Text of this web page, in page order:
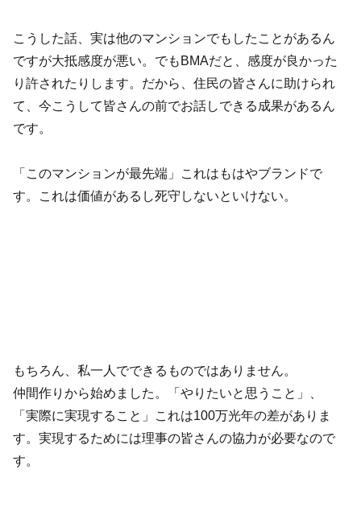
こうした話、実は他のマンションでもしたことがあるん
ですが大抵感度が悪い。でもBMAだと、感度が良かった
り許されたりします。だから、住民の皆さんに助けられ
て、今こうして皆さんの前でお話しできる成果があるん
です。
「このマンションが最先端」これはもはやブランドで
す。これは価値があるし死守しないといけない。
もちろん、私一人でできるものではありません。
仲間作りから始めました。「やりたいと思うこと」、
「実際に実現すること」これは100万光年の差がありま
す。実現するためには理事の皆さんの協力が必要なので
す。